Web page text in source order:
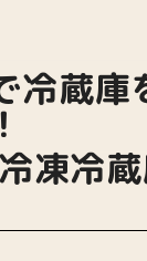
冷蔵庫
凍冷